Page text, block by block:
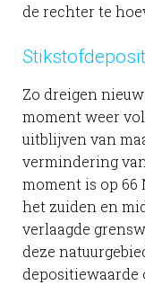
de rechter te
Zo dreigen
moment weer
uitblijven van
vermindering
moment is op 66
het zuiden en
verlaagde
deze
depositiewaarde